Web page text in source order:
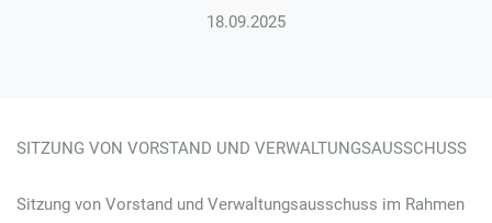
18.09.2025
SITZUNG VON VORSTAND UND VERWALTUNGSAUSSCHUSS
Sitzung von Vorstand und Verwaltungsausschuss im Rahmen